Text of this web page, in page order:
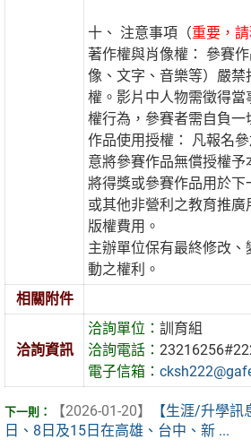
十、 注意事項（重要，請
著作權與肖像權： 參賽
像、文字、音樂等）嚴
權。影片中人物需徵得
權行為，參賽者需自負一
作品使用授權： 凡報名
意將參賽作品無償授權
將得獎或參賽作品用於
或其他非營利之教育推
版權費用。
主辦單位保有最終修改
動之權利。
相關附件
洽詢資訊
洽詢單位：訓育組
洽詢電話：
電子信箱：
【2026-01-20】
【生涯/升學
日、8日及15日在高雄、台中、新 ...